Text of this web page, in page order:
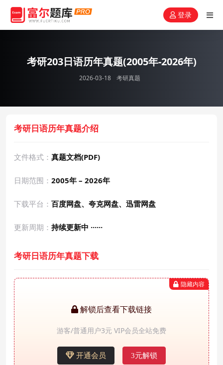
登录
考研203日语历年真题(2005年-2026年)
2026-03-18 考研真题
考研日语历年真题介绍
文件格式： 真题文档(PDF)
日期范围： 2005年 – 2026年
下载平台： 百度网盘、夸克网盘、迅雷网盘
更新周期： 持续更新中 ······
考研日语历年真题下载
隐藏内容
解锁后查看下载链接
游客/普通用户3元 VIP会员全站免费
开通会员 3元解锁